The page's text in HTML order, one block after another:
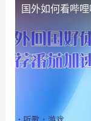
国外如何看哔